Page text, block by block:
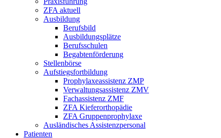
ZFA aktuell
Ausbildung
Berufsbild
Ausbildungsplätze
Berufsschulen
Begabtenförderung
Stellenbörse
Aufstiegsfortbildung
Prophylaxeassistenz ZMP
Verwaltungsassistenz ZMV
Fachassistenz ZMF
ZFA Kieferorthopädie
ZFA Gruppenprophylaxe
Ausländisches Assistenzpersonal
Patienten